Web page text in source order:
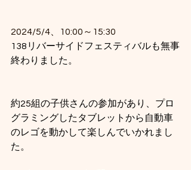
2024/5/4、10:00～15:30
138リバーサイドフェスティバルも無事
終わりました。
約25組の子供さんの参加があり、プロ
グラミングしたタブレットから自動車
のレゴを動かして楽しんでいかれまし
た。